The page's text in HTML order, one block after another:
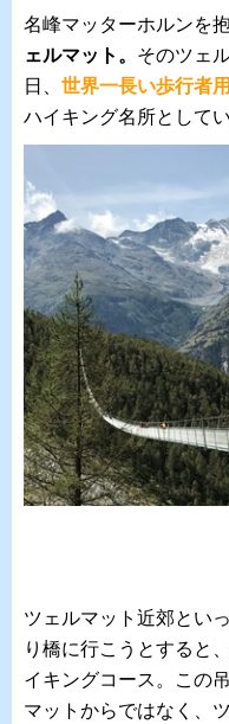
名峰マッターホルンを
ェルマット。 そのツェ
日、 世界一長い歩行者
ハイキング名所として
ツェルマット近郊とい
り橋に行こうとすると
イキングコース。この
マットからではなく、